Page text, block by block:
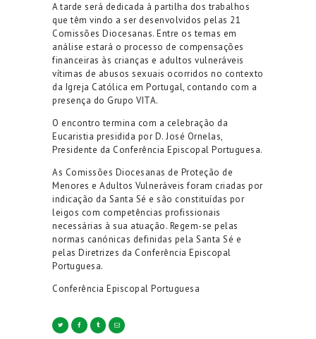
A tarde será dedicada à partilha dos trabalhos
que têm vindo a ser desenvolvidos pelas 21
Comissões Diocesanas. Entre os temas em
análise estará o processo de compensações
financeiras às crianças e adultos vulneráveis
vítimas de abusos sexuais ocorridos no contexto
da Igreja Católica em Portugal, contando com a
presença do Grupo VITA.
O encontro termina com a celebração da
Eucaristia presidida por D. José Ornelas,
Presidente da Conferência Episcopal Portuguesa.
As Comissões Diocesanas de Proteção de
Menores e Adultos Vulneráveis foram criadas por
indicação da Santa Sé e são constituídas por
leigos com competências profissionais
necessárias à sua atuação. Regem-se pelas
normas canónicas definidas pela Santa Sé e
pelas Diretrizes da Conferência Episcopal
Portuguesa.
Conferência Episcopal Portuguesa